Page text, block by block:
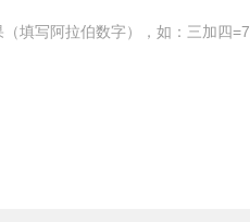
填写阿拉伯数字），如：三加四=7